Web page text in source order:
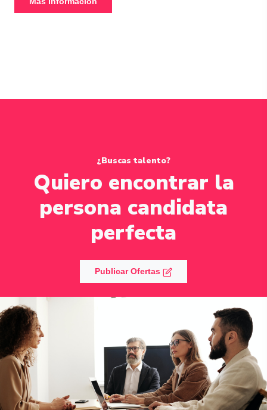
¿Buscas talento?
Quiero encontrar la
persona candidata
perfecta
Publicar Ofertas